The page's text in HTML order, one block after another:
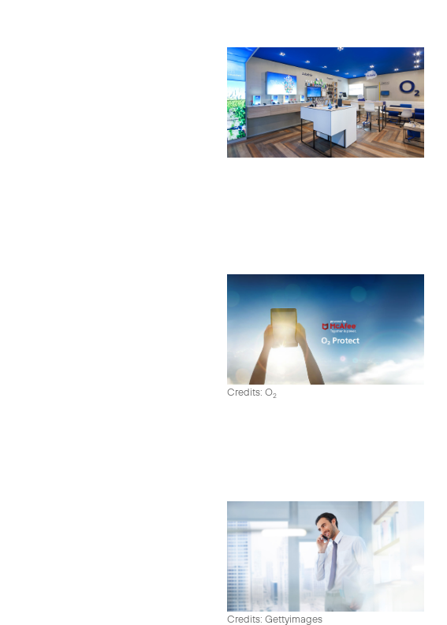
Credits: O2
Credits: Gettyimages